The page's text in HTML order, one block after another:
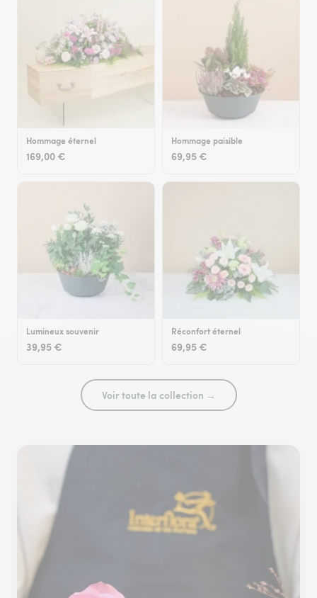
Hommage éternel
169,00 €
Hommage paisible
69,95 €
Lumineux souvenir
39,95 €
Réconfort éternel
69,95 €
Voir toute la collection →